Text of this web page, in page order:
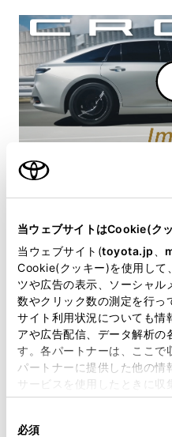
当ウェブサイトはCookie(ク
当ウェブサイト(toyota.jp
Cookie(クッキー)を使用して
ツや広告の表示、ソーシャル
数やクリック数の測定を行っ
サイト利用状況についても情
アや広告配信、データ解析の
す。各パートナーは、ここで
パートナーに提供した他の情
サービスを使用したときに収
使用することがあります。当
必須